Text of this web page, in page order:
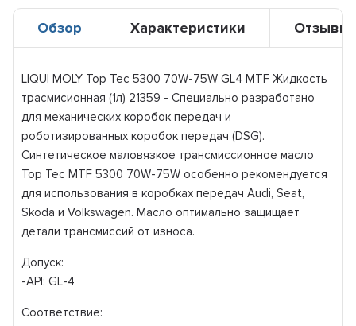
Обзор Характеристики Отзывы
LIQUI MOLY Top Tec 5300 70W-75W GL4 MTF Жидкость
трасмисионная (1л) 21359 - Специально разработано
для механических коробок передач и
роботизированных коробок передач (DSG).
Синтетическое маловязкое трансмиссионное масло
Top Tec MTF 5300 70W-75W особенно рекомендуется
для использования в коробках передач Audi, Seat,
Skoda и Volkswagen. Масло оптимально защищает
детали трансмиссий от износа.
Допуск:
-API: GL-4
Соответствие: